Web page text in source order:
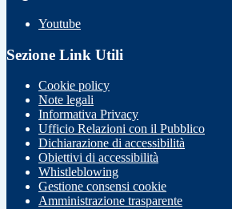
Youtube
Sezione Link Utili
Cookie policy
Note legali
Informativa Privacy
Ufficio Relazioni con il Pubblico
Dichiarazione di accessibilità
Obiettivi di accessibilità
Whistleblowing
Gestione consensi cookie
Amministrazione trasparente